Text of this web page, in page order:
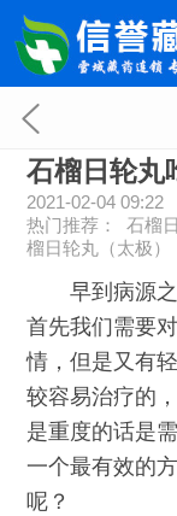
石榴日轮丸
2021-02-04 09:22
热门推荐：石榴
榴日轮丸（太极）
早到病源之
首先我们需要
情，但是又有
较容易治疗的
是重度的话是
一个最有效的
呢？